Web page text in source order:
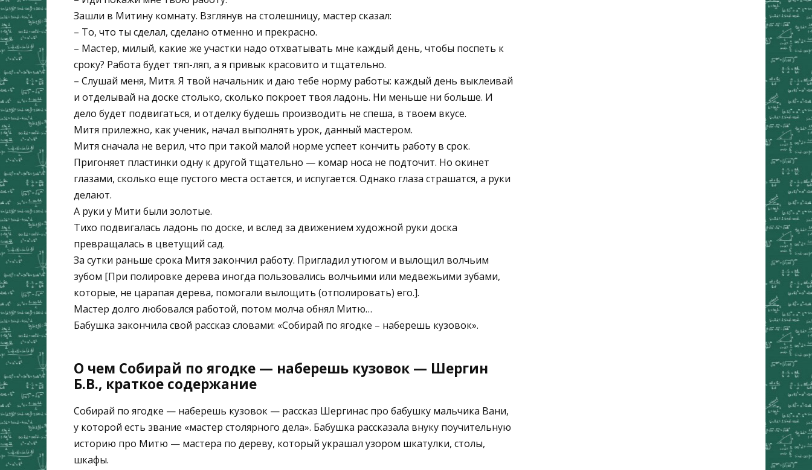
Зашли в Митину комнату. Взглянув на столешницу, мастер сказал:
– То, что ты сделал, сделано отменно и прекрасно.
– Мастер, милый, какие же участки надо отхватывать мне каждый день, чтобы поспеть к
сроку? Работа будет тяп-ляп, а я привык красовито и тщательно.
– Слушай меня, Митя. Я твой начальник и даю тебе норму работы: каждый день выклеивай
и отделывай на доске столько, сколько покроет твоя ладонь. Ни меньше ни больше. И
дело будет подвигаться, и отделку будешь производить не спеша, в твоем вкусе.
Митя прилежно, как ученик, начал выполнять урок, данный мастером.
Митя сначала не верил, что при такой малой норме успеет кончить работу в срок.
Пригоняет пластинки одну к другой тщательно — комар носа не подточит. Но окинет
глазами, сколько еще пустого места остается, и испугается. Однако глаза страшатся, а руки
делают.
А руки у Мити были золотые.
Тихо подвигалась ладонь по доске, и вслед за движением художной руки доска
превращалась в цветущий сад.
За сутки раньше срока Митя закончил работу. Пригладил утюгом и вылощил волчьим
зубом [При полировке дерева иногда пользовались волчьими или медвежьими зубами,
которые, не царапая дерева, помогали вылощить (отполировать) его.].
Мастер долго любовался работой, потом молча обнял Митю…
Бабушка закончила свой рассказ словами: «Собирай по ягодке – наберешь кузовок».
О чем Собирай по ягодке — наберешь кузовок — Шергин
Б.В., краткое содержание
Собирай по ягодке — наберешь кузовок — рассказ Шергинас про бабушку мальчика Вани,
у которой есть звание «мастер столярного дела». Бабушка рассказала внуку поучительную
историю про Митю — мастера по дереву, который украшал узором шкатулки, столы,
шкафы.